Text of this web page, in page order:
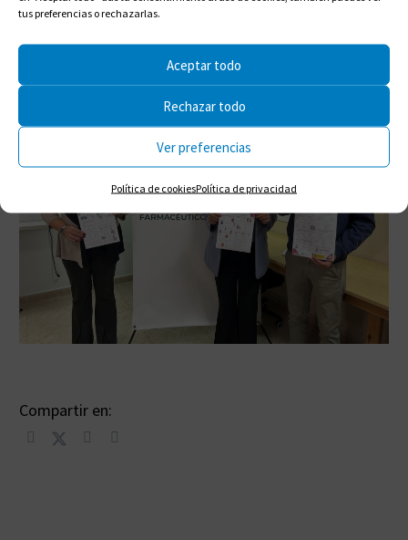
tus preferencias o rechazarlas.
Aceptar todo
Rechazar todo
Ver preferencias
Política de cookiesPolítica de privacidad
Compartir en: